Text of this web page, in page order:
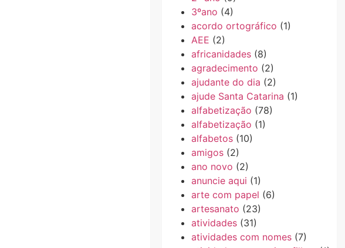
3ºano (4)
acordo ortográfico (1)
AEE (2)
africanidades(8)
agradecimento (2)
ajudante do dia (2)
ajude Santa Catarina (1)
alfabetização (78)
alfabetização (1)
alfabetos(10)
amigos(2)
ano novo (2)
anuncie aqui (1)
arte com papel (6)
artesanato (23)
atividades(31)
atividades com nomes(7)